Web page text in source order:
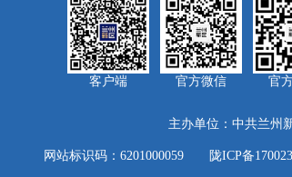
客户端 官方微信 官
主办单位：中共兰
网站标识码：6201000059 陇ICP备